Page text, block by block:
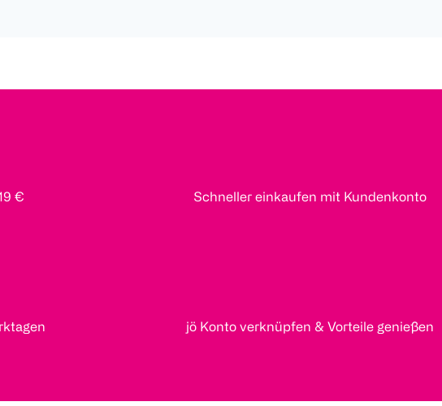
€ Schneller einkaufen mit Kundenkonto
jö Konto verknüpfen & Vorteile genießen